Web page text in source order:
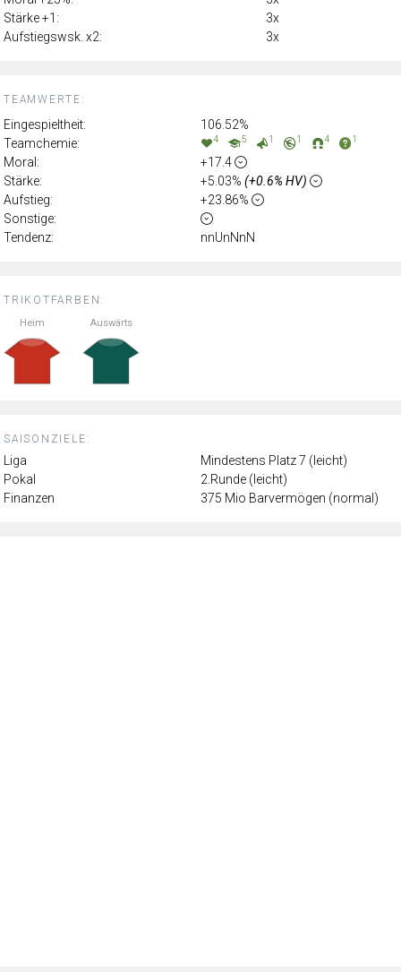
TRIKOTFARBEN:
Heim Auswärts
SAISONZIELE:
Liga
Mindestens Platz 7 (leicht)
Pokal
2.Runde (leicht)
Finanzen
375 Mio Barvermögen (normal)
TEAMWERTE:
Eingespieltheit:
106.52%
Teamchemie:
4 5 1 1 4 1
Moral:
+17.4
Stärke:
+5.03% (+0.6% HV)
Aufstieg:
+23.86%
Sonstige:
Tendenz:
nnUnNnN
Stärke +1:
3x
Aufstiegswsk. x2:
3x